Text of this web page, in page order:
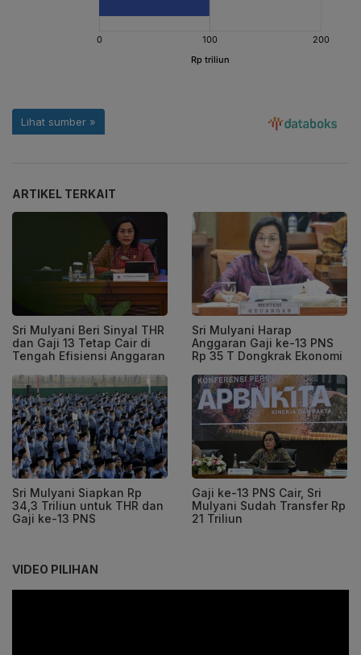
ARTIKEL TERKAIT
Sri Mulyani Beri Sinyal THR
dan Gaji 13 Tetap Cair di
Tengah Efisiensi Anggaran
Sri Mulyani Harap
Anggaran Gaji ke-13 PNS
Rp 35 T Dongkrak Ekonomi
Sri Mulyani Siapkan Rp
34,3 Triliun untuk THR dan
Gaji ke-13 PNS
Gaji ke-13 PNS Cair, Sri
Mulyani Sudah Transfer Rp
21 Triliun
VIDEO PILIHAN